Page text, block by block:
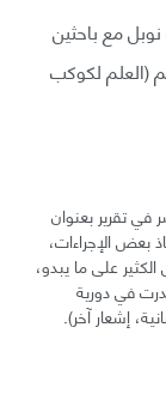
نوبل مع باحثين
(العلم لكوكب
في تقرير بعنوان
بعض الإجراءات،
على ما يبدو،
في دورية